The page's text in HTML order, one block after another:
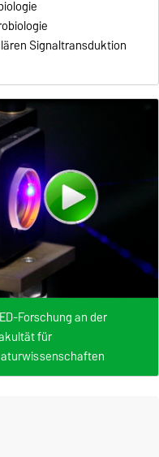
Signaltransduktion
Forschung an der
für